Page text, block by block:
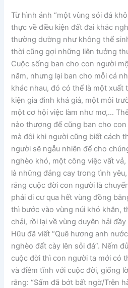
Từ hình ảnh “một vùng sỏi đá
thực về điều kiện đất đai khắc
thường dường như không thể
thời cũng gợi những liên tưởng
Cuộc sống ban cho con người
năm, nhưng lại ban cho mỗi cá
khác nhau, đó có thể là một xuất
kiện gia đình khá giả, một môi
một cơ hội việc làm như mơ,…
nào thượng đế cũng ban cho
mà đôi khi người cũng biết cách
người sẽ ngẫu nhiên để cho
nghèo khó, một công việc vất
là những đắng cay trong tình
rằng cuộc đời con người là
phải di cư qua hết vùng đồng
thì bước vào vùng núi khó khăn,
chải, rồi lại về vùng duyên hải
Hữu đã viết “Quê hương anh
nghèo đất cày lên sỏi đá”. Nếm
cuộc đời thì con người ta mới có
và điềm tĩnh với cuộc đời, giống
rằng: “Sấm đã bớt bất ngờ/Trên